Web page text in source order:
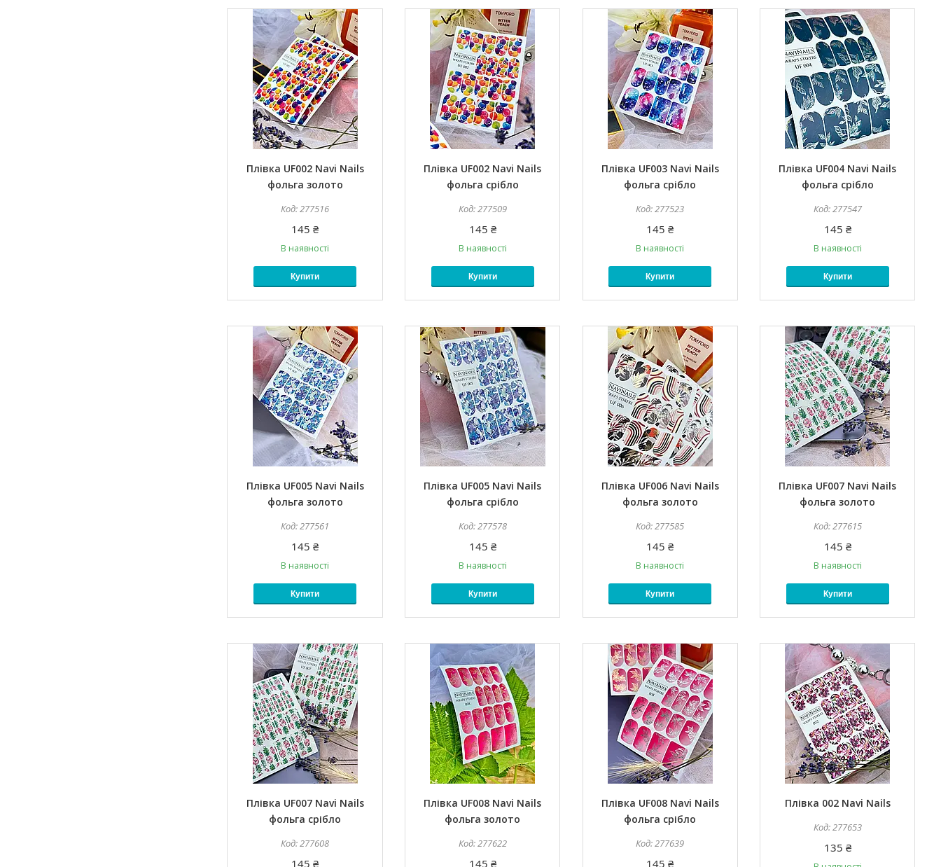
Плівка UF002 Navi Nails
фольга золото
277516
145 ₴
В наявності
Купити
Плівка UF002 Navi Nails
фольга срібло
277509
145 ₴
В наявності
Купити
Плівка UF003 Navi Nails
фольга срібло
277523
145 ₴
В наявності
Купити
Плівка UF004 Navi Nails
фольга срібло
277547
145 ₴
В наявності
Купити
Плівка UF005 Navi Nails
фольга золото
277561
145 ₴
В наявності
Купити
Плівка UF005 Navi Nails
фольга срібло
277578
145 ₴
В наявності
Купити
Плівка UF006 Navi Nails
фольга золото
277585
145 ₴
В наявності
Купити
Плівка UF007 Navi Nails
фольга золото
277615
145 ₴
В наявності
Купити
Плівка UF007 Navi Nails
фольга срібло
277608
145 ₴
Плівка UF008 Navi Nails
фольга золото
277622
145 ₴
Плівка UF008 Navi Nails
фольга срібло
277639
145 ₴
Плівка 002 Navi Nails
277653
135 ₴